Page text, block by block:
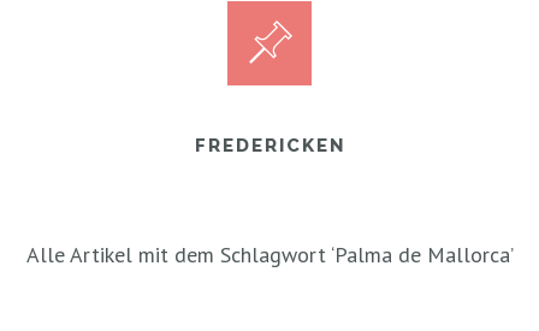
FREDERICKEN
Alle Artikel mit dem Schlagwort ‘Palma de Mallorca’